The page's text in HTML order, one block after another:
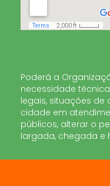
Poderá a
necessidade
legais, situações
cidade em
públicos, alterar o
largada, chegada e